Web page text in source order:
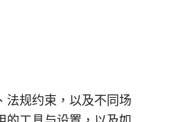
法规约束，以及不同场